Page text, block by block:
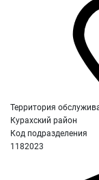
Территория
Курахский район
Код подразделения
1182023